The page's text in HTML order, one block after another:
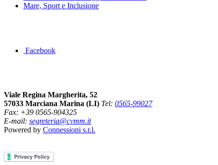
Mare, Sport e Inclusione
Facebook
Viale Regina Margherita, 52
57033 Marciana Marina (LI) Tel: 0565-99027
Fax: +39 0565-904325
E-mail: segreteria@cvmm.it
Powered by Connessioni s.r.l.